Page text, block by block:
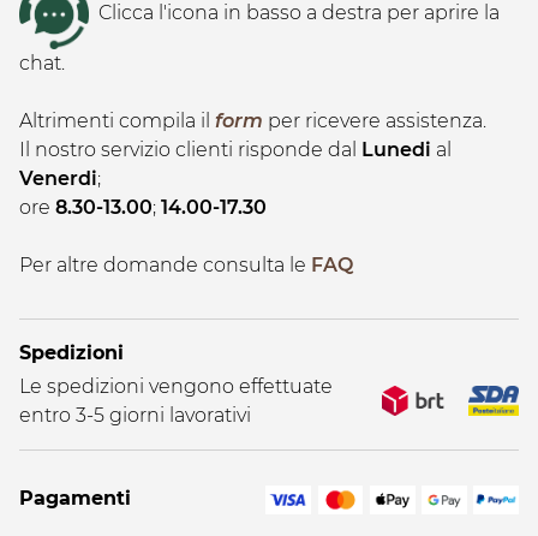
Clicca l'icona in basso a destra per aprire la
chat.
Altrimenti compila il form per ricevere assistenza.
Il nostro servizio clienti risponde dal Lunedi al
Venerdi;
ore 8.30-13.00; 14.00-17.30
Per altre domande consulta le FAQ
Spedizioni
Le spedizioni vengono effettuate
entro 3-5 giorni lavorativi
Pagamenti